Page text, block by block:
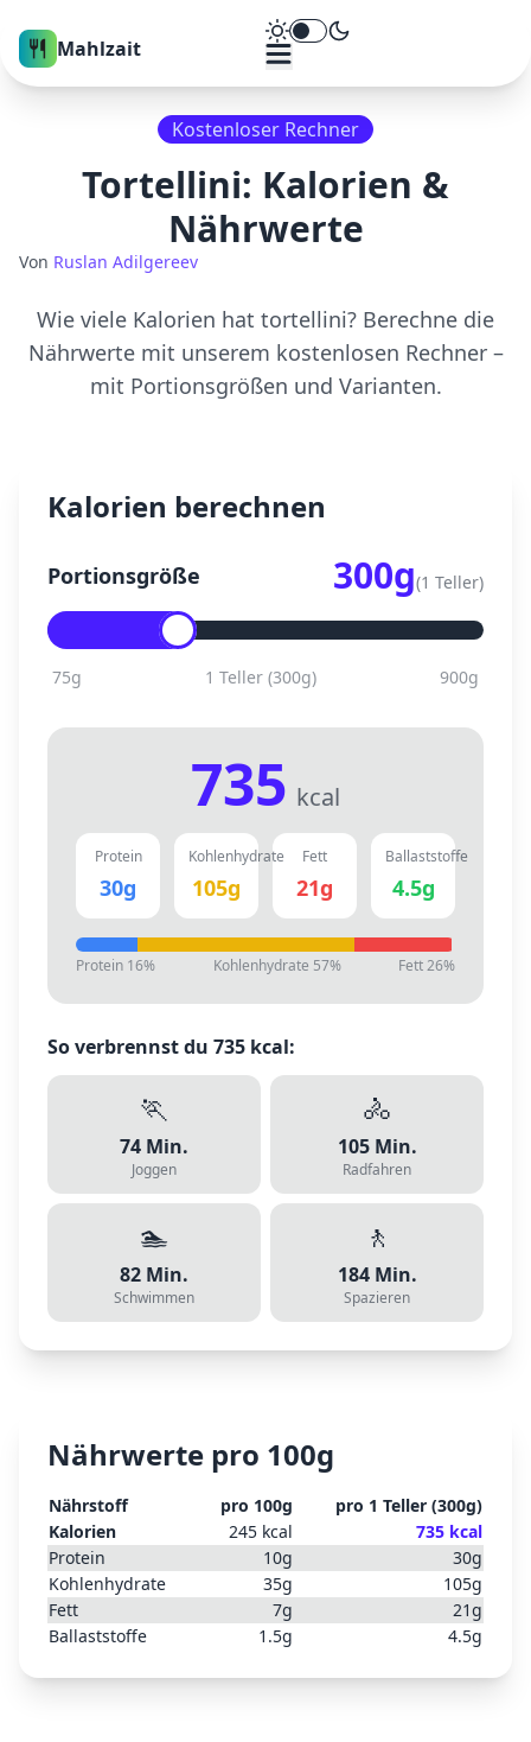
Mahlzait Theme umschalten
Kostenloser Rechner
Tortellini: Kalorien &
Nährwerte
Von Ruslan Adilgereev
Wie viele Kalorien hat tortellini? Berechne die
Nährwerte mit unserem kostenlosen Rechner –
mit Portionsgrößen und Varianten.
Kalorien berechnen
Portionsgröße 300g(1 Teller)
75g 1 Teller (300g) 900g
735 kcal
Protein
30g
Kohlenhydrate
105g
Fett
21g
Ballaststoffe
4.5g
Protein 16% Kohlenhydrate 57% Fett26%
So verbrennst du 735 kcal:
🏃
74 Min.
Joggen
🚴
105Min.
Radfahren
🏊
82 Min.
Schwimmen
🚶
184Min.
Spazieren
Nährwerte pro 100g
Nährstoff pro 100g pro 1 Teller (300g)
Kalorien
245 kcal 735 kcal
Protein
10g 30g
Kohlenhydrate
35g 105g
Fett
7g 21g
Ballaststoffe
1.5g 4.5g